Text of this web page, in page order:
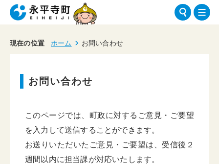
現在の位置 ホーム お問い合わせ
お問い合わせ
このページでは、町政に対するご意見・ご要望
を入力して送信することができます。
お送りいただいたご意見・ご要望は、受信後２
週間以内に担当課が対応いたします。